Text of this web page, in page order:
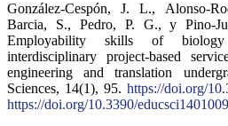
González-Cespón, J. L., Alonso-
Barcia, S., Pedro, P. G., y Pino-
Employability skills of
interdisciplinary project-based
engineering and translation
Sciences, 14(1), 95. https://doi.org/
https://doi.org/10.3390/